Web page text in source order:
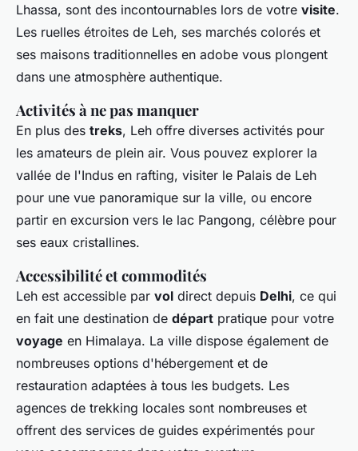
Lhassa, sont des incontournables lors de votre visite.
Les ruelles étroites de Leh, ses marchés colorés et
ses maisons traditionnelles en adobe vous plongent
dans une atmosphère authentique.
Activités à ne pas manquer
En plus des treks, Leh offre diverses activités pour
les amateurs de plein air. Vous pouvez explorer la
vallée de l'Indus en rafting, visiter le Palais de Leh
pour une vue panoramique sur la ville, ou encore
partir en excursion vers le lac Pangong, célèbre pour
ses eaux cristallines.
Accessibilité et commodités
Leh est accessible par vol direct depuis Delhi, ce qui
en fait une destination de départ pratique pour votre
voyage en Himalaya. La ville dispose également de
nombreuses options d'hébergement et de
restauration adaptées à tous les budgets. Les
agences de trekking locales sont nombreuses et
offrent des services de guides expérimentés pour